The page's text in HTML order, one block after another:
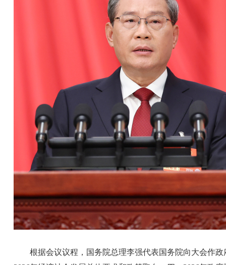
根据会议议程，国务院总理李强代表国务院向大会作政